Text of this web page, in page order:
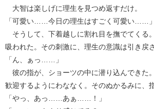
大智は楽しげに理生を見つめ返すだけ。
「可愛い……今日の理生はすごく可愛い……」
そうして、下着越しに割れ目を撫でてくる
吸われた。その刺激に、理生の意識は引き戻
「ん、ぁっ……」
彼の指が、ショーツの中に潜り込んできた
歓迎するようにわななく。そのぬかるみに、
「やっ、あっ……あぁ……！」